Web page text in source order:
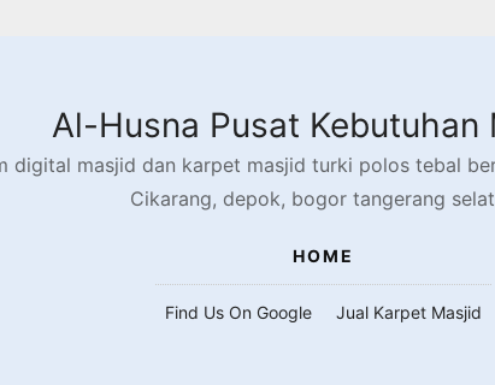
Al-Husna Pusat Kebutuhan
digital masjid dan karpet masjid turki polos tebal
Cikarang, depok, bogor tangerang
HOME
Find Us On Google Jual Karpet Masjid